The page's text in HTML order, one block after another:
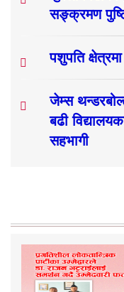
सङ्क्रमण
पशुपति
जेम्स
बढी
सहभागी